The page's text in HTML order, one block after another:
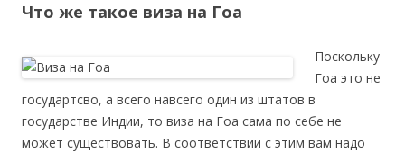
Что же такое виза на Гоа
Поскольку
Гоа это не
государтсво, а всего навсего один из штатов в
государстве Индии, то виза на Гоа сама по себе не
может существовать. В соответствии с этим вам надо